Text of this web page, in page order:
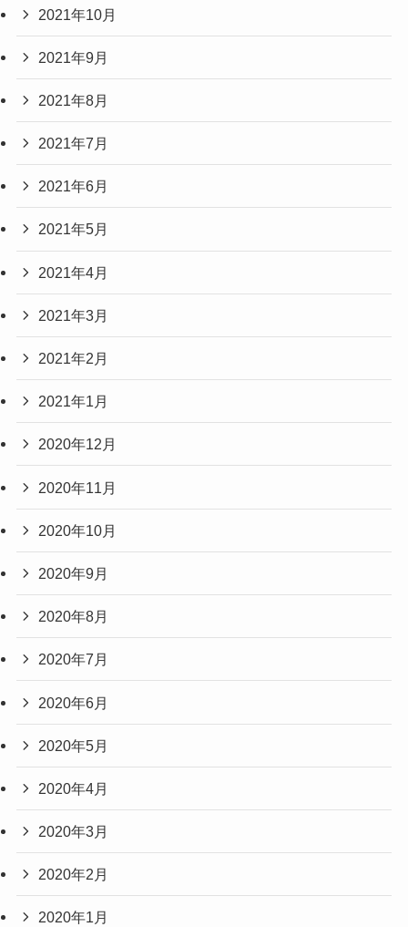
2021年10月
2021年9月
2021年8月
2021年7月
2021年6月
2021年5月
2021年4月
2021年3月
2021年2月
2021年1月
2020年12月
2020年11月
2020年10月
2020年9月
2020年8月
2020年7月
2020年6月
2020年5月
2020年4月
2020年3月
2020年2月
2020年1月